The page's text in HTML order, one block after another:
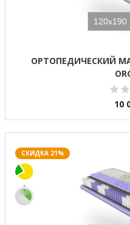
ОРТОПЕДИЧЕСКИЙ
10
СКИДКА 21%